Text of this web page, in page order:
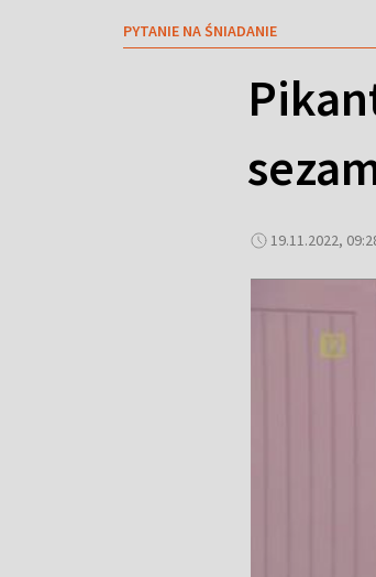
PYTANIE NA ŚNIADANIE
19.11.2022,